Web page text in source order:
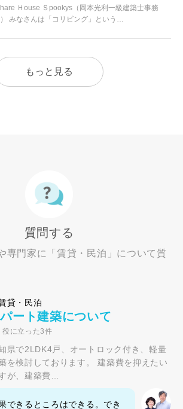
hare Ｈouse Ｓpookys（岡本光利一級建築士事務
みなさんは「コリビング」という…
もっと見る
質問する
専門家に「賃貸・民泊」について質
貸・民泊
ート建築について
役に立った3件
県で2LDK4戸、オートロック付き、軽量
を検討しております。 建築費を抑えたい
が、建築費…
できるところはできる。でき